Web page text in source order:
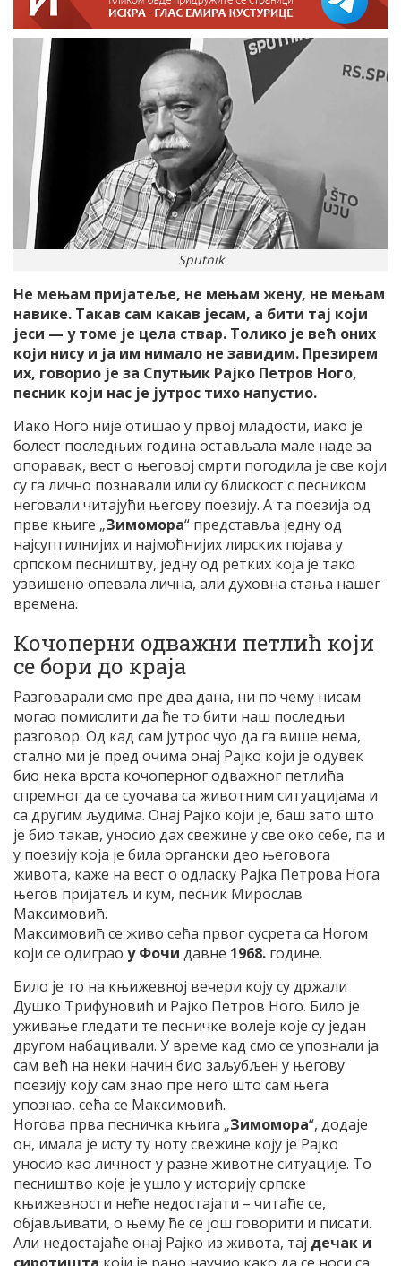
Sputnik
Не мењам пријатеље, не мењам жену, не мењам
навике. Такав сам какав јесам, а бити тај који
јеси — у томе је цела ствар. Толико је већ оних
који нису и ја им нимало не завидим. Презирем
их, говорио је за Спутњик Рајко Петров Ного,
песник који нас је јутрос тихо напустио.
Иако Ного није отишао у првој младости, иако је
болест последњих година остављала мале наде за
опоравак, вест о његовој смрти погодила је све који
су га лично познавали или су блискост с песником
неговали читајући његову поезију. А та поезија од
прве књиге „Зимомора“ представља једну од
најсуптилнијих и најмоћнијих лирских појава у
српском песништву, једну од ретких која је тако
узвишено опевала лична, али духовна стања нашег
времена.
Кочоперни одважни петлић који
се бори до краја
Разговарали смо пре два дана, ни по чему нисам
могао помислити да ће то бити наш последњи
разговор. Од кад сам јутрос чуо да га више нема,
стално ми је пред очима онај Рајко који је одувек
био нека врста кочоперног одважног петлића
спремног да се суочава са животним ситуацијама и
са другим људима. Онај Рајко који је, баш зато што
је био такав, уносио дах свежине у све око себе, па и
у поезију која је била органски део његовога
живота, каже на вест о одласку Рајка Петрова Нога
његов пријатељ и кум, песник Мирослав
Максимовић.
Максимовић се живо сећа првог сусрета са Ногом
који се одиграо у Фочи давне 1968. године.
Било је то на књижевној вечери коју су држали
Душко Трифуновић и Рајко Петров Ного. Било је
уживање гледати те песничке волеје које су један
другом набацивали. У време кад смо се упознали ја
сам већ на неки начин био заљубљен у његову
поезију коју сам знао пре него што сам њега
упознао, сећа се Максимовић.
Ногова прва песничка књига „Зимомора“, додаје
он, имала је исту ту ноту свежине коју је Рајко
уносио као личност у разне животне ситуације. То
песништво које је ушло у историју српске
књижевности неће недостајати – читаће се,
објављивати, о њему ће се још говорити и писати.
Али недостајаће онај Рајко из живота, тај дечак и
сиротишта који је рано научио како да се носи са